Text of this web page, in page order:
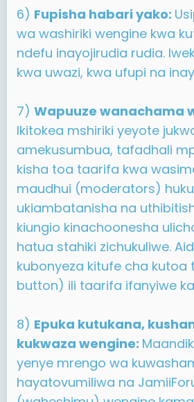
6) Fupisha habari yako:
wa washiriki wengine kwa
ndefu inayojirudia rudia.
kwa uwazi, kwa ufupi na
7) Wapuuze wanachama
Ikitokea mshiriki yeyote
amekusumbua, tafadhali
kisha toa taarifa kwa
maudhui (moderators) huku
ukiambatanisha na
kiungio kinachoonesha
hatua stahiki zichukuliwe.
kubonyeza kitufe cha kutoa
button) ili taarifa ifanyiwe
8) Epuka kutukana,
kukwaza wengine:
yenye mrengo wa
hayatovumiliwa na